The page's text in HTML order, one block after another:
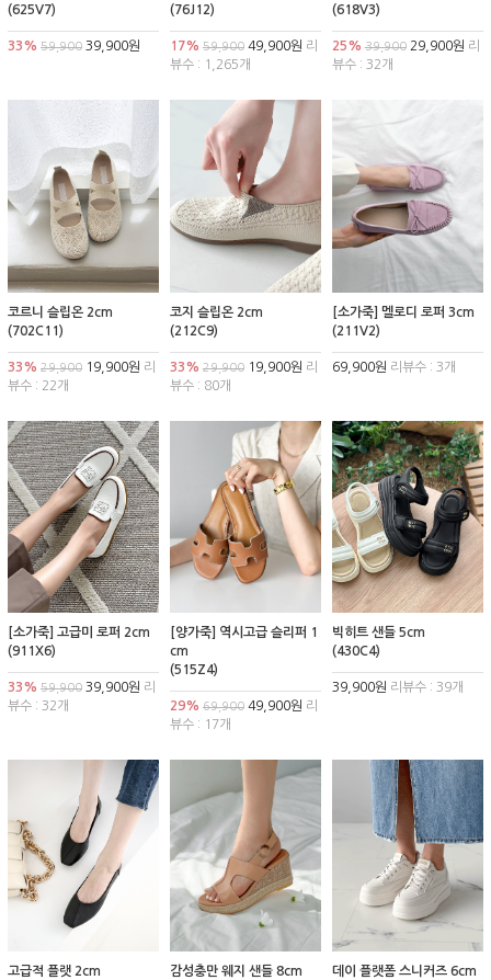
(625V7)
33% 59,900 39,900원
(76J12)
17% 59,90049,900원 리
뷰수 : 1,265개
(618V3)
25% 39,90029,900원 리
뷰수 : 32개
코르니 슬립온 2cm
(702C11)
33% 29,900 19,900원 리
뷰수 : 22개
코지 슬립온 2cm
(212C9)
33% 29,90019,900원 리
뷰수 : 80개
[소가죽] 멜로디 로퍼 3cm
(211V2)
69,900원 리뷰수 : 3개
[소가죽] 고급미 로퍼 2cm
(911X6)
33% 59,900 39,900원 리
뷰수 : 32개
[양가죽] 역시고급 슬리퍼 1
cm
(515Z4)
29% 69,90049,900원 리
뷰수 : 17개
빅히트 샌들 5cm
(430C4)
39,900원 리뷰수 : 39개
고급적 플랫 2cm
감성충만 웨지 샌들 8cm
데이 플랫폼 스니커즈 6cm